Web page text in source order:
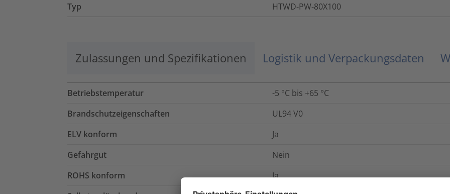
Typ
HTWD-PW-80X100
Zulassungen und Spezifikationen Logistik und Verpackungsdaten
Betriebstemperatur
-5 °C bis +65 °C
Brandschutzeigenschaften
UL94 V0
ELV konform
Ja
Gefahrgut
Nein
ROHS konform
Ja